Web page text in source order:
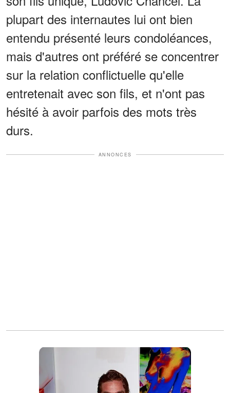
plupart des internautes lui ont bien
entendu présenté leurs condoléances,
mais d'autres ont préféré se concentrer
sur la relation conflictuelle qu'elle
entretenait avec son fils, et n'ont pas
hésité à avoir parfois des mots très
durs.
ANNONCES